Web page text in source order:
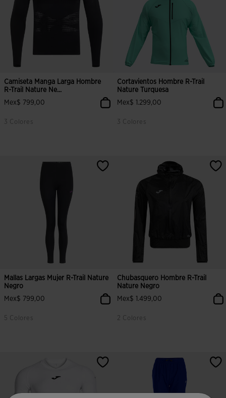
Camiseta Manga Larga Hombre
R-Trail Nature Ne...
Mex$ 799,00
3 Colores
Cortavientos Hombre R-Trail
Nature Turquesa
Mex$ 1.299,00
3 Colores
Mallas Largas Mujer R-Trail Nature
Negro
Mex$ 799,00
5 Colores
Chubasquero Hombre R-Trail
Nature Negro
Mex$ 1.499,00
2 Colores